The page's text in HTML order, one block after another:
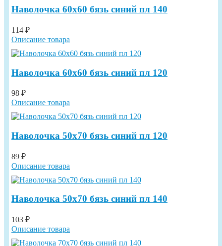
Наволочка 60х60 бязь синий пл 140
114 ₽
Описание товара
Наволочка 60х60 бязь синий пл 120
98 ₽
Описание товара
Наволочка 50х70 бязь синий пл 120
89 ₽
Описание товара
Наволочка 50х70 бязь синий пл 140
103 ₽
Описание товара